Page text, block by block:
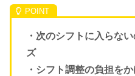
・次のシフトに入らな
ズ
・シフト調整の負担を